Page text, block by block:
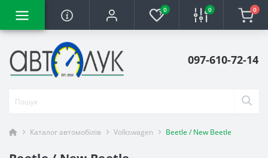
0 0 0
097-610-72-14
Каталог автомобілів Volkswagen Beetle / New Beetle